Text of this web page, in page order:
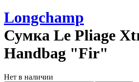
Longchamp
Сумка Le Pliage
Handbag "Fir"
Нет в наличии